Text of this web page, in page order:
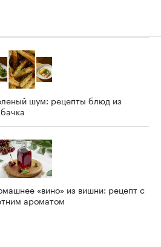
шум: рецепты блюд из
«вино» из вишни: рецепт с
ароматом